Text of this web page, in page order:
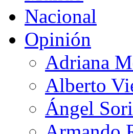
Nacional
Opinión
Adriana
Alberto
Ángel